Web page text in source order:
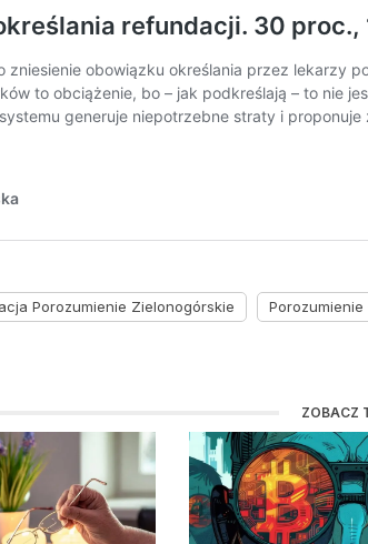
Porozumienie Zielonogórskie
ZOBACZ